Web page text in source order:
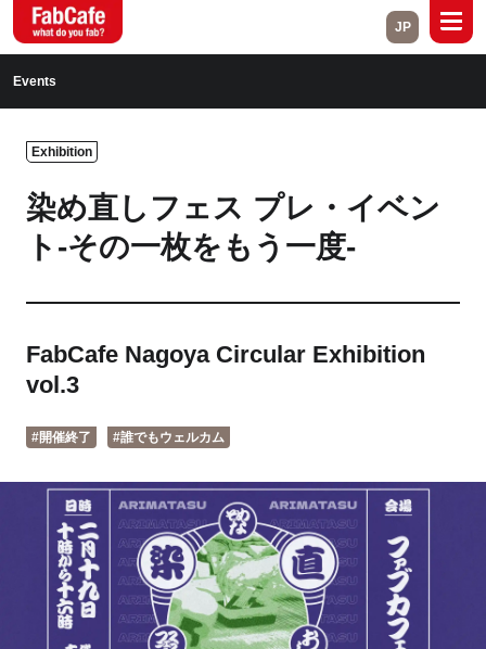
Open Labs Project Cases
Close
Branch List
Tokyo Fuji
Nagoya Kyoto
Osaka Hida
JP
Events
Exhibition
染め直しフェス プレ・イベン
ト-その一枚をもう一度-
FabCafe Nagoya Circular Exhibition
vol.3
#開催終了 #誰でもウェルカム